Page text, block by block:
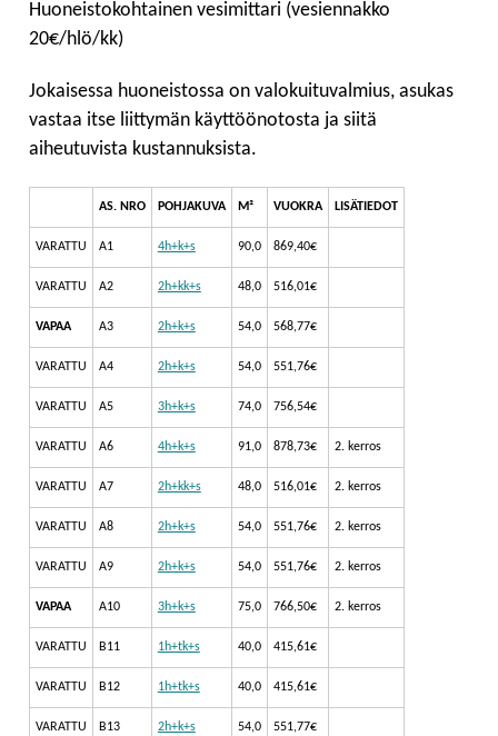
Huoneistokohtainen vesimittari (vesiennakko
20€/hlö/kk)
Jokaisessa huoneistossa on valokuituvalmius, asukas
vastaa itse liittymän käyttöönotosta ja siitä
aiheutuvista kustannuksista.
AS. NRO POHJAKUVA M² VUOKRA LISÄTIEDOT
VARATTU A1 4h+k+s 90,0 869,40€
VARATTU A2 2h+kk+s 48,0 516,01€
VAPAA A3 2h+k+s 54,0 568,77€
VARATTU A4 2h+k+s 54,0 551,76€
VARATTU A5 3h+k+s 74,0 756,54€
VARATTU A6 4h+k+s 91,0 878,73€ 2. kerros
VARATTU A7 2h+kk+s 48,0 516,01€ 2. kerros
VARATTU A8 2h+k+s 54,0 551,76€ 2. kerros
VARATTU A9 2h+k+s 54,0 551,76€ 2. kerros
VAPAA A10 3h+k+s 75,0 766,50€ 2. kerros
VARATTU B11 1h+tk+s 40,0 415,61€
VARATTU B12 1h+tk+s 40,0 415,61€
VARATTU B13 2h+k+s 54,0 551,77€